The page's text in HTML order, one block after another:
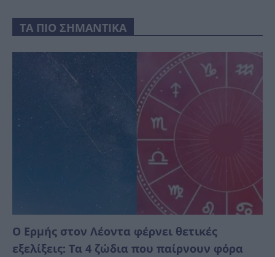
ΤΑ ΠΙΟ ΣΗΜΑΝΤΙΚΑ
Ο Ερμής στον Λέοντα φέρνει θετικές
εξελίξεις: Τα 4 ζώδια που παίρνουν φόρα